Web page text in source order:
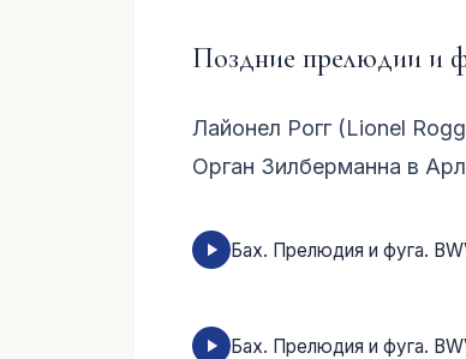
Поздние прелюдии и
Лайонел Рогг (Lionel
Орган Зилберманна в
Бах. Прелюдия и фуга.
Бах. Прелюдия и фуга.